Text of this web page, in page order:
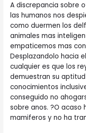
A discrepancia sobre
las humanos nos
como duermen los
animales mas
empaticemos mas
Desplazandolo hacia
cualquier es que los
demuestran su
conocimientos
conseguido no
sobre anos. ?O acaso
mamiferos y no ha